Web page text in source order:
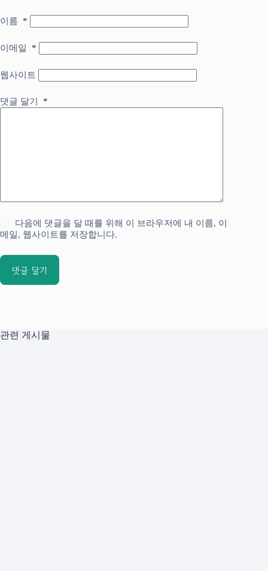
이름 *
이메일 *
웹사이트
댓글 달기 *
다음에 댓글을 달 때를 위해 이 브라우저에 내 이름, 이
메일, 웹사이트를 저장합니다.
댓글 달기
관련 게시물